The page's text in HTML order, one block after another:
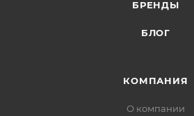
БРЕНДЫ
БЛОГ
КОМПАНИЯ
О компании